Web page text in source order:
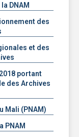
DNAM
des
et des
portant
des Archives
Mali (PNAM)
PNAM